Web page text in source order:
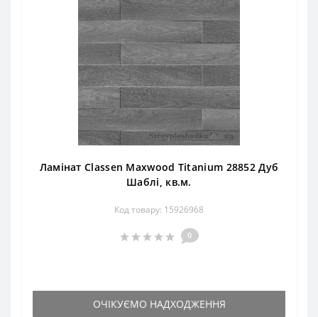
Ламінат Classen Maxwood Titanium 28852 Дуб
Шаблі, кв.м.
Код товару: 15926968
0
ОЧІКУЄМО НАДХОДЖЕННЯ